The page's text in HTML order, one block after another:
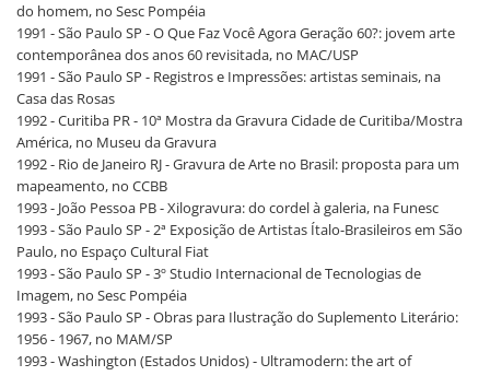
do homem, no Sesc Pompéia
1991 - São Paulo SP - O Que Faz Você Agora Geração 60?: jovem arte
contemporânea dos anos 60 revisitada, no MAC/USP
1991 - São Paulo SP - Registros e Impressões: artistas seminais, na
Casa das Rosas
1992 - Curitiba PR - 10ª Mostra da Gravura Cidade de Curitiba/Mostra
América, no Museu da Gravura
1992 - Rio de Janeiro RJ - Gravura de Arte no Brasil: proposta para um
mapeamento, no CCBB
1993 - João Pessoa PB - Xilogravura: do cordel à galeria, na Funesc
1993 - São Paulo SP - 2ª Exposição de Artistas Ítalo-Brasileiros em São
Paulo, no Espaço Cultural Fiat
1993 - São Paulo SP - 3º Studio Internacional de Tecnologias de
Imagem, no Sesc Pompéia
1993 - São Paulo SP - Obras para Ilustração do Suplemento Literário:
1956 - 1967, no MAM/SP
1993 - Washington (Estados Unidos) - Ultramodern: the art of